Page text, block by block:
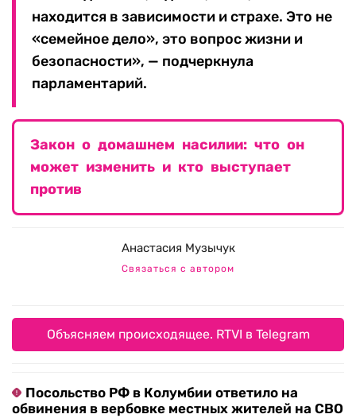
находится в зависимости и страхе. Это не
«семейное дело», это вопрос жизни и
безопасности», — подчеркнула
парламентарий.
Закон о домашнем насилии: что он
может изменить и кто выступает
против
Анастасия Музычук
Связаться с автором
Объясняем происходящее. RTVI в Telegram
Посольство РФ в Колумбии ответило на
обвинения в вербовке местных жителей на СВО